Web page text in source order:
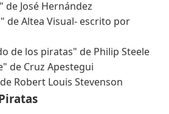
José Hernández
de Altea Visual- escrito por
de los piratas" de Philip Steele
de Cruz Apestegui
Robert Louis Stevenson